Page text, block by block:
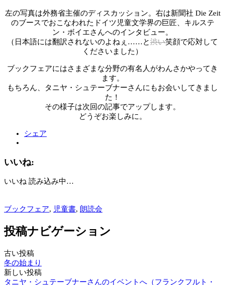
左の写真は外務省主催のディスカッション。右は新聞社 Die Zeit
のブースでおこなわれたドイツ児童文学界の巨匠、キルステ
ン・ボイエさんへのインタビュー。
（ 日本語には翻訳されないのよねぇ……と渋い笑顔で応対して
くださいました）
ブックフェアにはさまざまな分野の有名人がわんさかやってき
ます。
もちろん、タニヤ・シュテーブナーさんにもお会いしてきまし
た！
その様子は次回の記事でアップします。
どうぞお楽しみに。
シェア
いいね:
いいね 読み込み中…
ブックフェア, 児童書, 朗読会
投稿ナビゲーション
古い投稿
冬の始まり
新しい投稿
タニヤ・シュテーブナーさんのイベントへ（フランクフルト・